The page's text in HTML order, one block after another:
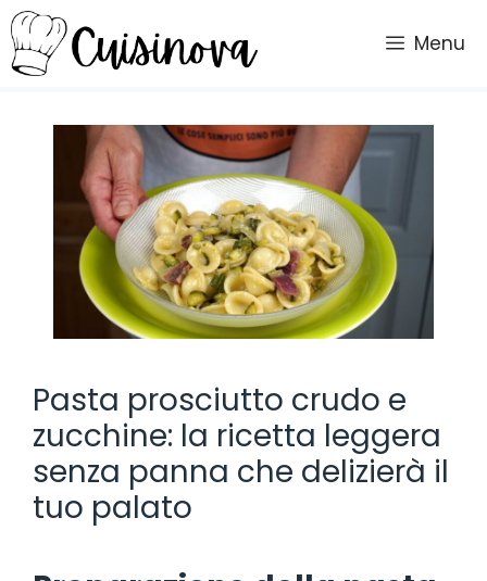
Vai
al
contenuto
Menu
Pasta prosciutto crudo e
zucchine: la ricetta leggera
senza panna che delizierà il
tuo palato